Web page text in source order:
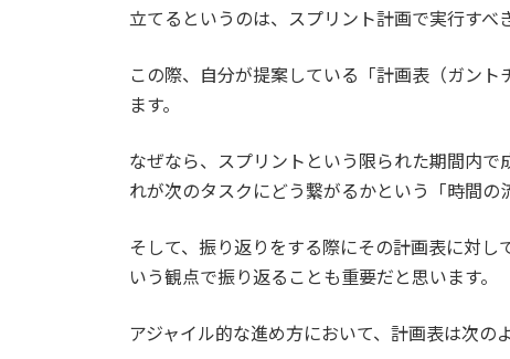
立てるというのは、スプリント計画で実行すべ
この際、自分が提案している「計画表（ガン
ます。
なぜなら、スプリントという限られた期間内
れが次のタスクにどう繋がるかという「時間の
そして、振り返りをする際にその計画表に対
いう観点で振り返ることも重要だと思います。
アジャイル的な進め方において、計画表は次の